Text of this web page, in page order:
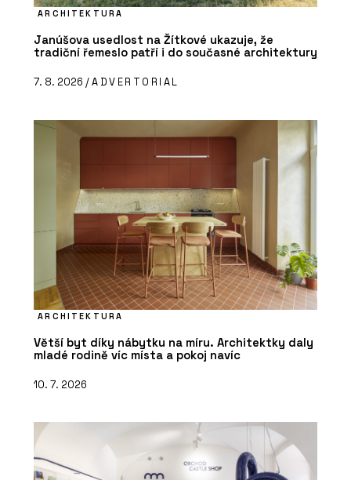
ARCHITEKTURA
Janúšova usedlost na Žítkové ukazuje, že
tradiční řemeslo patří i do současné architektury
7. 8. 2026 /ADVERTORIAL
ARCHITEKTURA
Větší byt díky nábytku na míru. Architektky daly
mladé rodině víc místa a pokoj navíc
10. 7. 2026